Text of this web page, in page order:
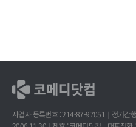
사업자 등록번호 : 214-87-97051 정기간